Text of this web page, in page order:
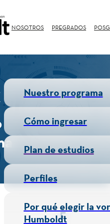
NOSOTROS PREGRADOS
F
Nuestro programa
Cómo ingresar
Plan de estudios
Perfiles
Por qué elegir la
Humboldt